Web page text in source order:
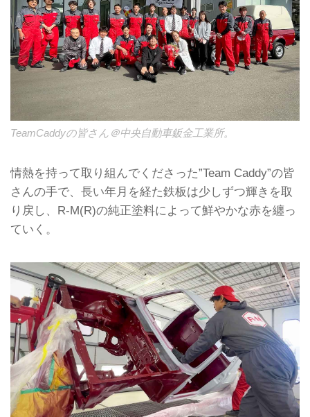
TeamCaddyの皆さん＠中央自動車鈑金工業所。
情熱を持って取り組んでくださった”Team Caddy”の皆
さんの手で、長い年月を経た鉄板は少しずつ輝きを取
り戻し、R-M(R)の純正塗料によって鮮やかな赤を纏っ
ていく。